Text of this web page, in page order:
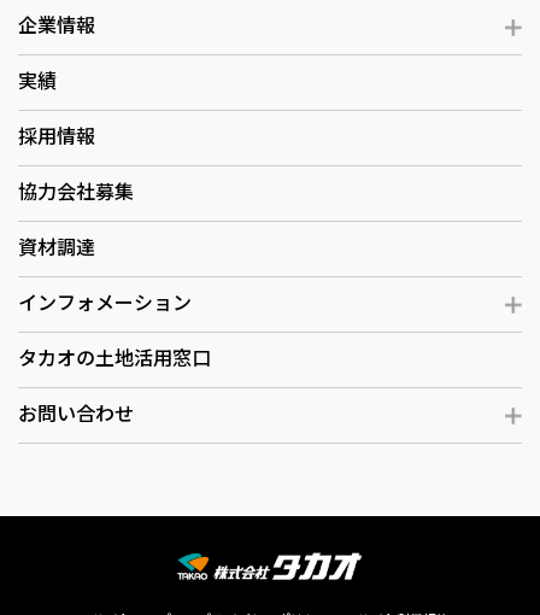
企業情報
実績
採用情報
協力会社募集
資材調達
インフォメーション
タカオの土地活用窓口
お問い合わせ